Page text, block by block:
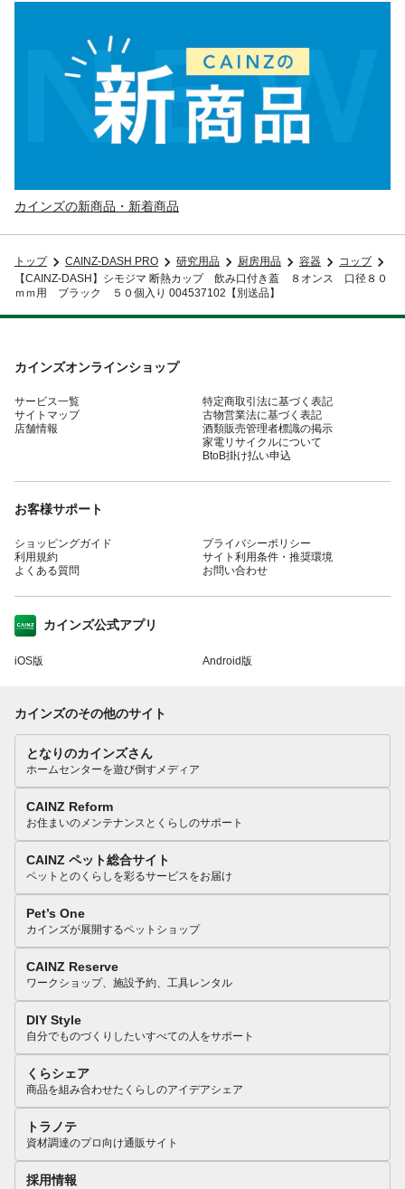
カインズの新商品・新着商品
トップ CAINZ-DASH PRO 研究用品 厨房用品 容器
コップ
【CAINZ-DASH】シモジマ 断熱カップ 飲み口付き蓋 ８オンス 口径８０
ｍｍ用 ブラック ５０個入り 004537102【別送品】
カインズオンラインショップ
サービス一覧
サイトマップ
店舗情報
特定商取引法に基づく表記
古物営業法に基づく表記
酒類販売管理者標識の掲示
家電リサイクルについて
BtoB掛け払い申込
お客様サポート
ショッピングガイド
利用規約
よくある質問
プライバシーポリシー
サイト利用条件・推奨環境
お問い合わせ
カインズ公式アプリ
iOS版 Android版
カインズのその他のサイト
となりのカインズさん
ホームセンターを遊び倒すメディア
CAINZ Reform
お住まいのメンテナンスとくらしのサポート
CAINZ ペット総合サイト
ペットとのくらしを彩るサービスをお届け
Pet’s One
カインズが展開するペットショップ
CAINZ Reserve
ワークショップ、施設予約、工具レンタル
DIY Style
自分でものづくりしたいすべての人をサポート
くらシェア
商品を組み合わせたくらしのアイデアシェア
トラノテ
資材調達のプロ向け通販サイト
採用情報